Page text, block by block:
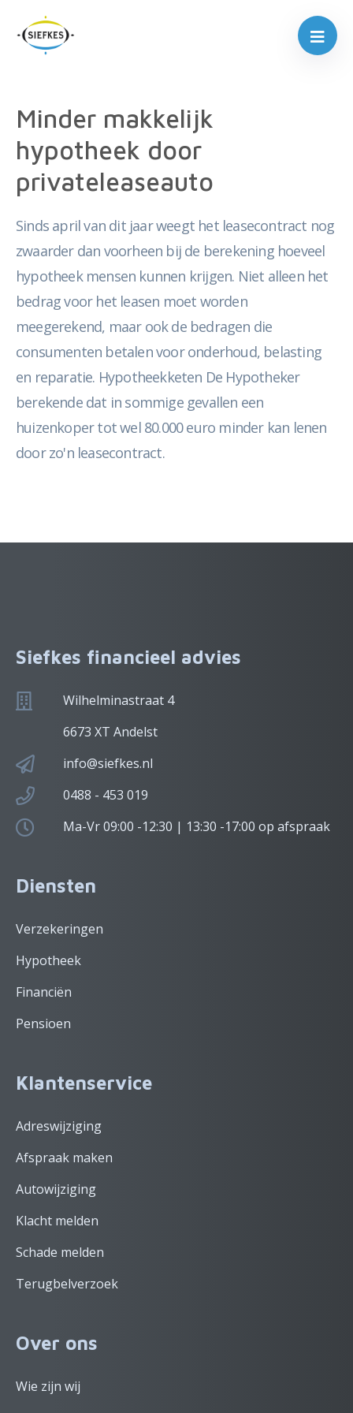
Minder makkelijk
hypotheek door
privateleaseauto
Sinds april van dit jaar weegt het leasecontract nog
zwaarder dan voorheen bij de berekening hoeveel
hypotheek mensen kunnen krijgen. Niet alleen het
bedrag voor het leasen moet worden
meegerekend, maar ook de bedragen die
consumenten betalen voor onderhoud, belasting
en reparatie. Hypotheekketen De Hypotheker
berekende dat in sommige gevallen een
huizenkoper tot wel 80.000 euro minder kan lenen
door zo'n leasecontract.
Siefkes financieel advies
Wilhelminastraat 4
6673 XT Andelst
info@siefkes.nl
0488 - 453 019
Ma-Vr 09:00 -12:30 | 13:30 -17:00 op afspraak
Diensten
Verzekeringen
Hypotheek
Financiën
Pensioen
Klantenservice
Adreswijziging
Afspraak maken
Autowijziging
Klacht melden
Schade melden
Terugbelverzoek
Over ons
Wie zijn wij